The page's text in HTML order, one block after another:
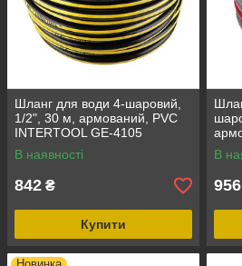
Шланг для води 4-шаровий,
1/2", 30 м, армований, PVC
INTERTOOL GE-4105
В наявності
842 ₴
Купити
В
956